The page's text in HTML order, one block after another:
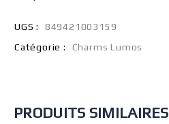
UGS :
849421003159
Catégorie :
Charms Lumos
PRODUITS SIMILAIRES